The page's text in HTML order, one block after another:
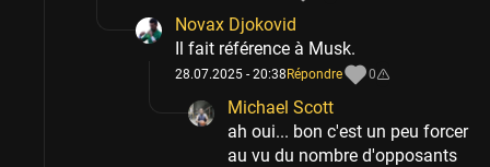
Novax Djokovid
Il fait référence à Musk.
28.07.2025 - 20:38 Répondre 0
Michael Scott
ah oui... bon c'est un peu forcer
au vu du nombre d'opposants